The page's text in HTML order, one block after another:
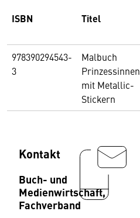
ISBN Titel
978390294543-
3
Malbuch
Prinzessinnen
mit Metallic-
Stickern
Kontakt
Buch- und
Medienwirtschaft,
Fachverband